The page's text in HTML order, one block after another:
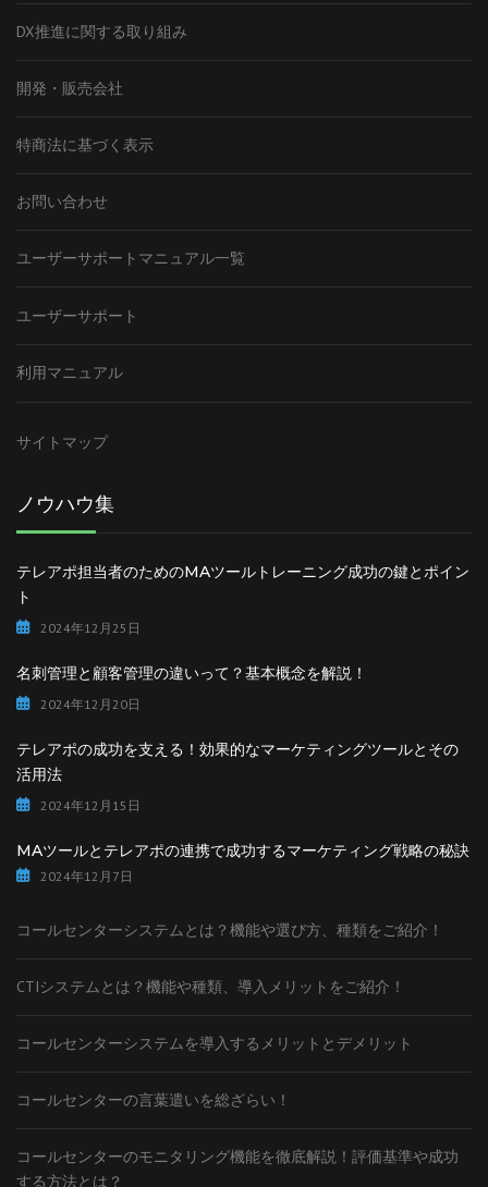
DX推進に関する取り組み
開発・販売会社
特商法に基づく表示
お問い合わせ
ユーザーサポートマニュアル一覧
ユーザーサポート
利用マニュアル
サイトマップ
ノウハウ集
テレアポ担当者のためのMAツールトレーニング成功の鍵とポイン
ト
2024年12月25日
名刺管理と顧客管理の違いって？基本概念を解説！
2024年12月20日
テレアポの成功を支える！効果的なマーケティングツールとその
活用法
2024年12月15日
MAツールとテレアポの連携で成功するマーケティング戦略の秘訣
2024年12月7日
コールセンターシステムとは？機能や選び方、種類をご紹介！
CTIシステムとは？機能や種類、導入メリットをご紹介！
コールセンターシステムを導入するメリットとデメリット
コールセンターの言葉遣いを総ざらい！
コールセンターのモニタリング機能を徹底解説！評価基準や成功
する方法とは？